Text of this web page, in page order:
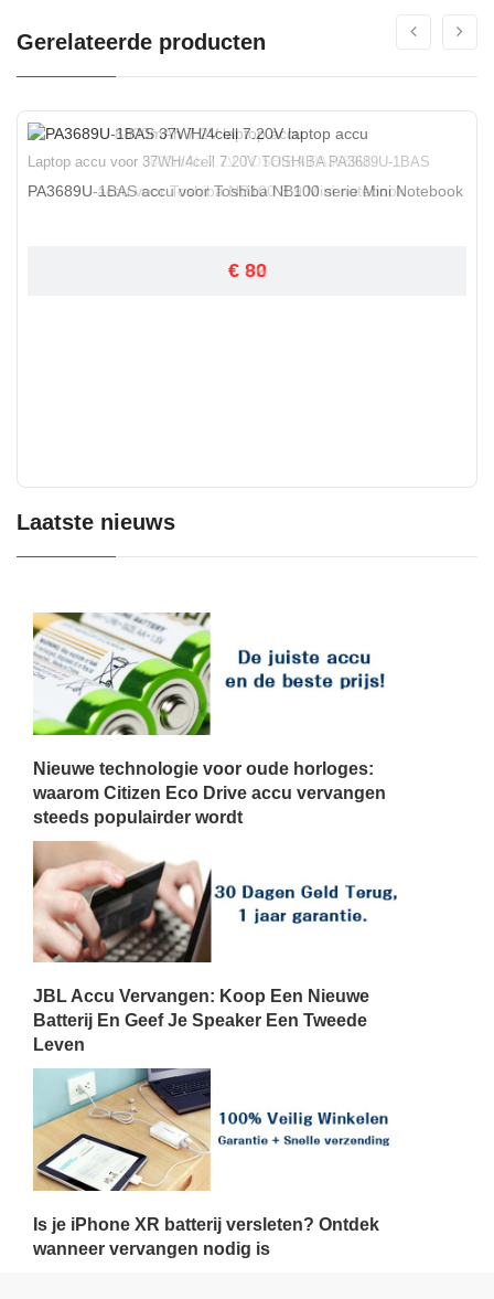
Gerelateerde producten
Laptop accu voor 8800mAh 7.2V TOSHIBA PA3689U
PA3689U accu voor Toshiba NB100 8.9 Mini notebook
€ 92
Laptop accu voor 37WH/4cell 7.20V TOSHIBA PA3689U-1BAS
PA3689U-1BAS accu voor Toshiba NB100 serie Mini Notebook
€ 80
Laatste nieuws
Nieuwe technologie voor oude horloges:
waarom Citizen Eco Drive accu vervangen
steeds populairder wordt
JBL Accu Vervangen: Koop Een Nieuwe
Batterij En Geef Je Speaker Een Tweede
Leven
Is je iPhone XR batterij versleten? Ontdek
wanneer vervangen nodig is